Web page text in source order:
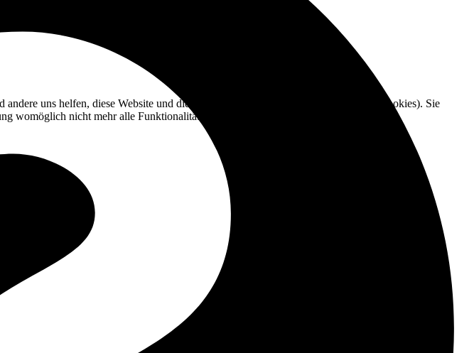
uns helfen, diese Website und die Nutzererfahrung zu verbessern (Tracking Cookies). Sie
womöglich nicht mehr alle Funktionalitäten der Seite zur Verfügung stehen.